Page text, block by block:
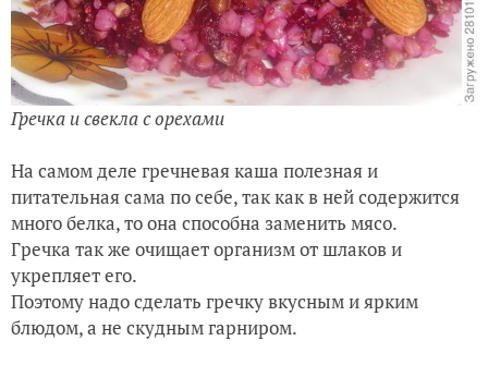
Гречка и свекла с орехами
На самом деле гречневая каша полезная и
питательная сама по себе, так как в ней содержится
много белка, то она способна заменить мясо.
Гречка так же очищает организм от шлаков и
укрепляет его.
Поэтому надо сделать гречку вкусным и ярким
блюдом, а не скудным гарниром.